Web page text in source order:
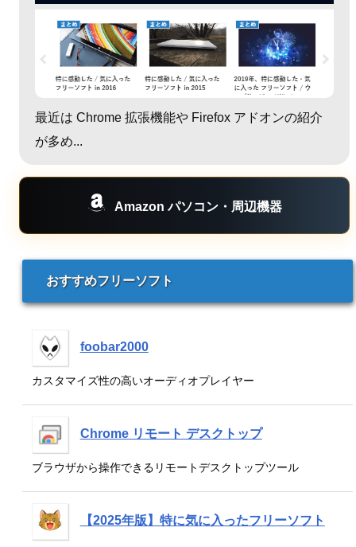
最近は Chrome 拡張機能や Firefox アドオンの紹介
が多め...
Amazon パソコン・周辺機器
おすすめフリーソフト
foobar2000
カスタマイズ性の高いオーディオプレイヤー
Chrome リモート デスクトップ
ブラウザから操作できるリモートデスクトップツール
【2025年版】特に気に入ったフリーソフト